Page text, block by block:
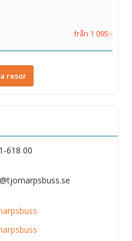
från 1 095:-
resor
618 00